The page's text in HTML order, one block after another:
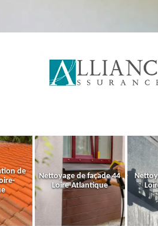
de
Nettoyage de façade 44
Loire-Atlantique